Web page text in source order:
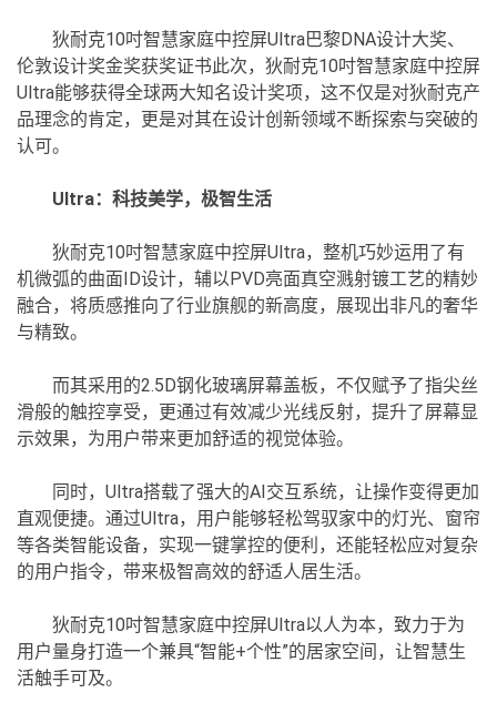
狄耐克10吋智慧家庭中控屏Ultra巴黎DNA设计大奖、
伦敦设计奖金奖获奖证书此次，狄耐克10吋智慧家庭中控屏
Ultra能够获得全球两大知名设计奖项，这不仅是对狄耐克产
品理念的肯定，更是对其在设计创新领域不断探索与突破的
认可。
Ultra：科技美学，极智生活
狄耐克10吋智慧家庭中控屏Ultra，整机巧妙运用了有
机微弧的曲面ID设计，辅以PVD亮面真空溅射镀工艺的精妙
融合，将质感推向了行业旗舰的新高度，展现出非凡的奢华
与精致。
而其采用的2.5D钢化玻璃屏幕盖板，不仅赋予了指尖丝
滑般的触控享受，更通过有效减少光线反射，提升了屏幕显
示效果，为用户带来更加舒适的视觉体验。
同时，Ultra搭载了强大的AI交互系统，让操作变得更加
直观便捷。通过Ultra，用户能够轻松驾驭家中的灯光、窗帘
等各类智能设备，实现一键掌控的便利，还能轻松应对复杂
的用户指令，带来极智高效的舒适人居生活。
狄耐克10吋智慧家庭中控屏Ultra以人为本，致力于为
用户量身打造一个兼具“智能+个性”的居家空间，让智慧生
活触手可及。